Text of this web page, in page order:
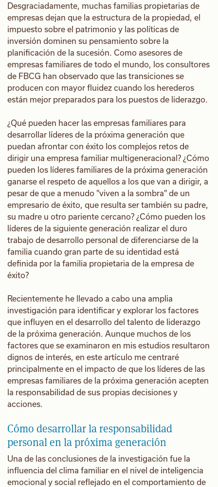
Desgraciadamente, muchas familias propietarias de
empresas dejan que la estructura de la propiedad, el
impuesto sobre el patrimonio y las políticas de
inversión dominen su pensamiento sobre la
planificación de la sucesión. Como asesores de
empresas familiares de todo el mundo, los consultores
de FBCG han observado que las transiciones se
producen con mayor fluidez cuando los herederos
están mejor preparados para los puestos de liderazgo.
¿Qué pueden hacer las empresas familiares para
desarrollar líderes de la próxima generación que
puedan afrontar con éxito los complejos retos de
dirigir una empresa familiar multigeneracional? ¿Cómo
pueden los líderes familiares de la próxima generación
ganarse el respeto de aquellos a los que van a dirigir, a
pesar de que a menudo "viven a la sombra" de un
empresario de éxito, que resulta ser también su padre,
su madre u otro pariente cercano? ¿Cómo pueden los
líderes de la siguiente generación realizar el duro
trabajo de desarrollo personal de diferenciarse de la
familia cuando gran parte de su identidad está
definida por la familia propietaria de la empresa de
éxito?
Recientemente he llevado a cabo una amplia
investigación para identificar y explorar los factores
que influyen en el desarrollo del talento de liderazgo
de la próxima generación. Aunque muchos de los
factores que se examinaron en mis estudios resultaron
dignos de interés, en este artículo me centraré
principalmente en el impacto de que los líderes de las
empresas familiares de la próxima generación acepten
la responsabilidad de sus propias decisiones y
acciones.
Cómo desarrollar la responsabilidad
personal en la próxima generación
Una de las conclusiones de la investigación fue la
influencia del clima familiar en el nivel de inteligencia
emocional y social reflejado en el comportamiento de